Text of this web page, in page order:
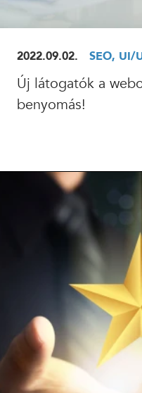
2022.09.02. SEO, UI/
Új látogatók a
benyomás!